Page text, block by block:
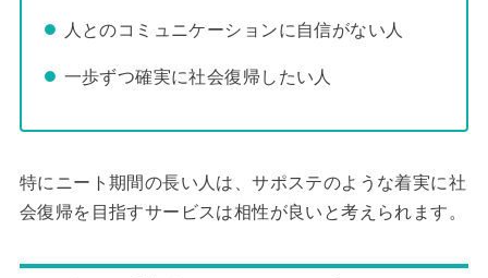
人とのコミュニケーションに自信がない人
一歩ずつ確実に社会復帰したい人
特にニート期間の長い人は、サポステのような着実に社
会復帰を目指すサービスは相性が良いと考えられます。